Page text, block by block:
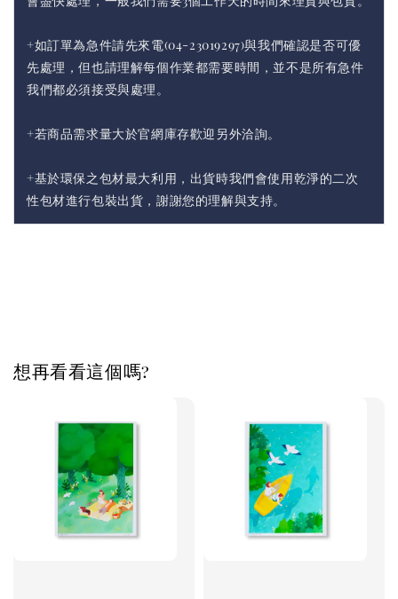
+如訂單為急件請先來電(04-23019297)與我們確認是否可優
先處理，但也請理解每個作業都需要時間，並不是所有急件
我們都必須接受與處理。
+若商品需求量大於官網庫存歡迎另外洽詢。
+基於環保之包材最大利用，出貨時我們會使用乾淨的二次
性包材進行包裝出貨，謝謝您的理解與支持。
想再看看這個嗎?